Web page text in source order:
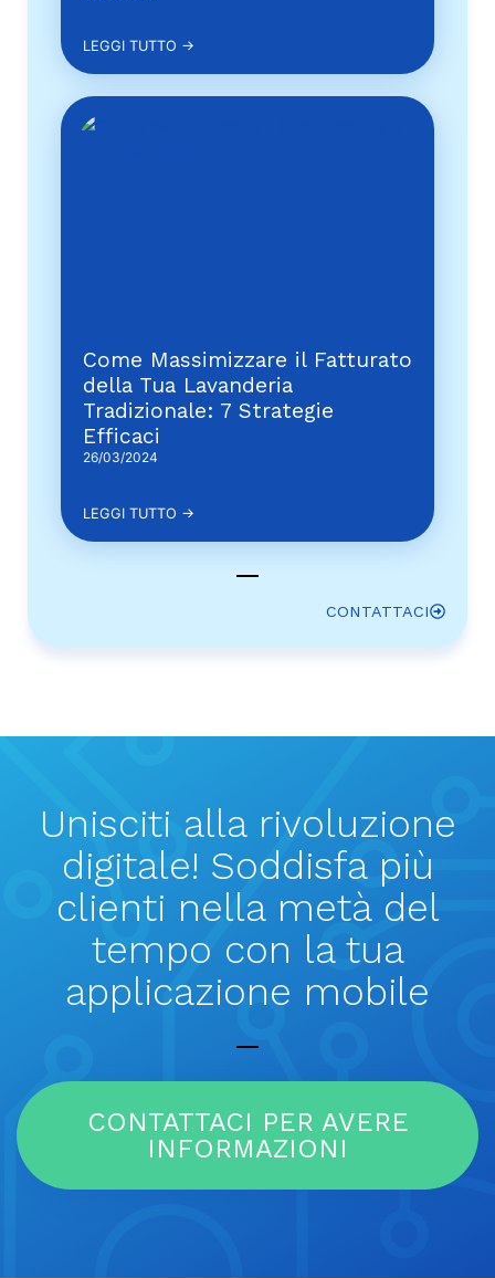
LEGGI TUTTO →
Come Massimizzare il Fatturato
della Tua Lavanderia
Tradizionale: 7 Strategie
Efficaci
26/03/2024
LEGGI TUTTO →
CONTATTACI
Unisciti alla rivoluzione
digitale! Soddisfa più
clienti nella metà del
tempo con la tua
applicazione mobile
CONTATTACI PER AVERE
INFORMAZIONI